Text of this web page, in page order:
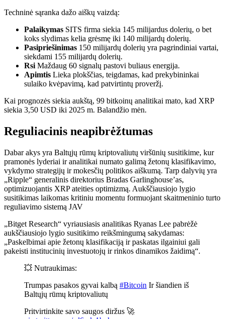
Techninė sąranka dažo aiškų vaizdą:
Palaikymas SITS firma siekia 145 milijardus dolerių, o bet
koks slydimas kelia grėsmę iki 140 milijardų dolerių.
Pasipriešinimas 150 milijardų dolerių yra pagrindiniai vartai,
siekdami 155 milijardų dolerių.
Rsi Maždaug 60 signalų pastovi buliaus energija.
Apimtis Lieka plokščias, teigdamas, kad prekybininkai
sulaiko kvėpavimą, kad patvirtintų proveržį.
Kai prognozės siekia aukštą, 99 bitkoinų analitikai mato, kad XRP
siekia 3,50 USD iki 2025 m. Balandžio mėn.
Reguliacinis neapibrėžtumas
Dabar akys yra Baltųjų rūmų kriptovaliutų viršūnių susitikime, kur
pramonės lyderiai ir analitikai numato galimą žetonų klasifikavimo,
vykdymo strategijų ir mokesčių politikos aiškumą. Tarp dalyvių yra
„Ripple“ generalinis direktorius Bradas Garlinghouse’as,
optimizuojantis XRP ateities optimizmą. Aukščiausiojo lygio
susitikimas laikomas kritiniu momentu formuojant skaitmeninio turto
reguliavimo sistemą JAV
„Bitget Research“ vyriausiasis analitikas Ryanas Lee pabrėžė
aukščiausiojo lygio susitikimo reikšmingumą sakydamas:
„Paskelbimai apie žetonų klasifikaciją ir paskatas ilgainiui gali
pakeisti institucinių investuotojų ir rinkos dinamikos žaidimą“.
💥 Nutraukimas:
Trumpas pasakos gyvai kalbą #Bitcoin Ir šiandien iš
Baltųjų rūmų kriptovaliutų
Pritvirtinkite savo saugos diržus 🚀